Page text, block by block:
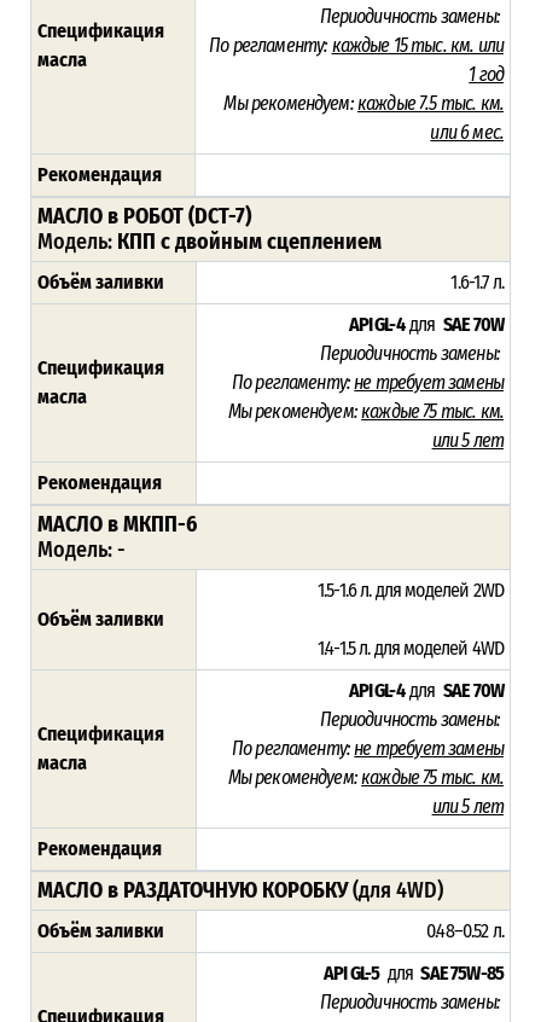
Спецификация
масла
Периодичность замены:
По регламенту: каждые 15 тыс. км. или
1 год
Мы рекомендуем: каждые 7.5 тыс. км.
или 6 мес.
Рекомендация
МАСЛО в РОБОТ (DCT-7)
Модель: КПП с двойным сцеплением
Объём заливки 1.6-1.7 л.
Спецификация
масла
API GL-4для SAE 70W
Периодичность замены:
По регламенту: не требует замены
Мы рекомендуем: каждые 75 тыс. км.
или 5 лет
Рекомендация
МАСЛО в МКПП-6
Модель: -
Объём заливки
1.5-1.6 л. для моделей 2WD
1.4-1.5 л. для моделей 4WD
Спецификация
масла
API GL-4для SAE 70W
Периодичность замены:
По регламенту: не требует замены
Мы рекомендуем: каждые 75 тыс. км.
или 5 лет
Рекомендация
МАСЛО в РАЗДАТОЧНУЮ КОРОБКУ(для 4WD)
Объём заливки 0.48–0.52 л.
Спецификация
API GL-5дляSAE 75W-85
Периодичность замены: